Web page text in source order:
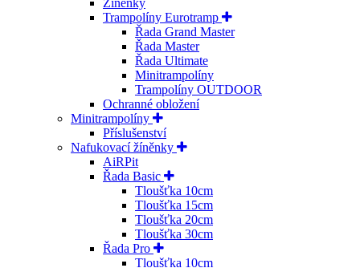
Žíněnky
Trampolíny Eurotramp
Řada Grand Master
Řada Master
Řada Ultimate
Minitrampolíny
Trampolíny OUTDOOR
Ochranné obložení
Minitrampolíny
Příslušenství
Nafukovací žíněnky
AiRPit
Řada Basic
Tloušťka 10cm
Tloušťka 15cm
Tloušťka 20cm
Tloušťka 30cm
Řada Pro
Tloušťka 10cm